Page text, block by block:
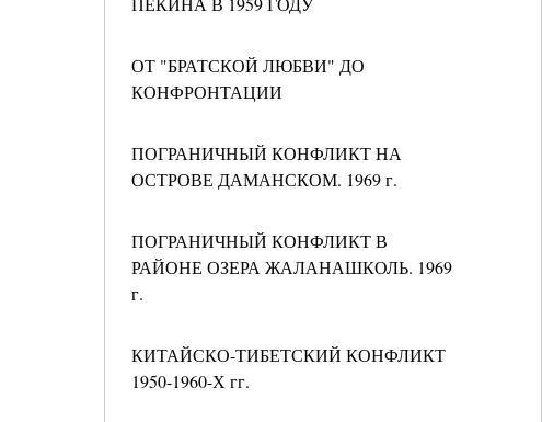
ОТ "БРАТСКОЙ ЛЮБВИ" ДО
КОНФРОНТАЦИИ
ПОГРАНИЧНЫЙ КОНФЛИКТ НА
ОСТРОВЕ ДАМАНСКОМ. 1969 г.
ПОГРАНИЧНЫЙ КОНФЛИКТ В
РАЙОНЕ ОЗЕРА ЖАЛАНАШКОЛЬ. 1969
г.
КИТАЙСКО-ТИБЕТСКИЙ КОНФЛИКТ
1950-1960-Х гг.